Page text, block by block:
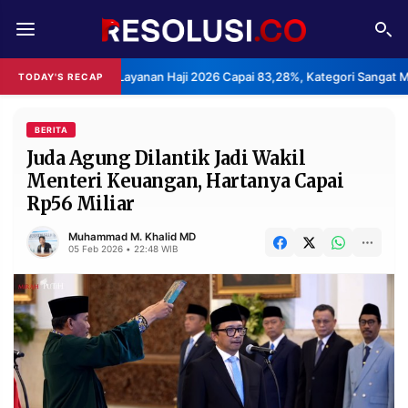
TODAY'S RECAP
Layanan Haji 2026 Capai 83,28%, Kategori Sangat Memuaskan.
REDAKSI TENTANG
RESOLUSI IKLAN
RUBRIKASI
EDITORIAL AKSARA
FINANSIA PERSONA
DAERAH NASIONAL
MANCA SPORT
INFORMASI
BERITA
Juda Agung Dilantik Jadi Wakil
Menteri Keuangan, Hartanya Capai
Rp56 Miliar
Muhammad M. Khalid MD
05 Feb 2026 • 22:48 WIB